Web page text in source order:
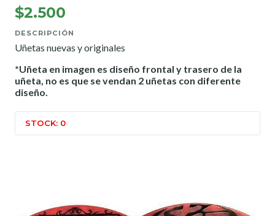
$2.500
DESCRIPCIÓN
Uñetas nuevas y originales
*Uñeta en imagen es diseño frontal y trasero de la
uñeta, no es que se vendan 2 uñetas con diferente
diseño.
STOCK: 0